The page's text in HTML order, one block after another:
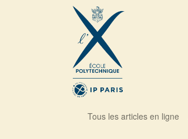
Tous les articles en ligne